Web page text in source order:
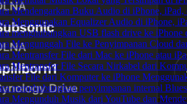
Mendengarkan Buku Audio di iPhone,
Menggunakan Equalizer Audio di iPhone,
menghubungkan USB flash drive ke
Mengunggah File ke Penyimpanan Cloud
Mentransfer File dari Mac ke iPhone atau
Mentransfer File Secara Nirkabel dari
File dari Komputer ke iPhone
menghubungkan penyimpanan internal
Mengunduh Musik dari YouTube dan